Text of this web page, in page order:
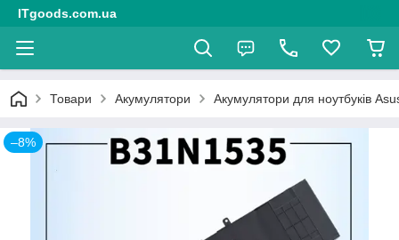
ITgoods.com.ua
Товари Акумулятори Акумулятори для ноутбуків
–8%